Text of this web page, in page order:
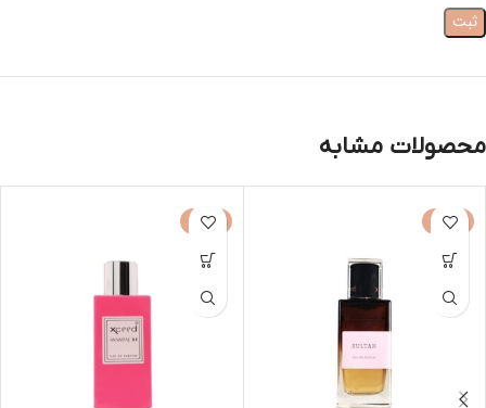
محصولات مشابه
-30%
-30%